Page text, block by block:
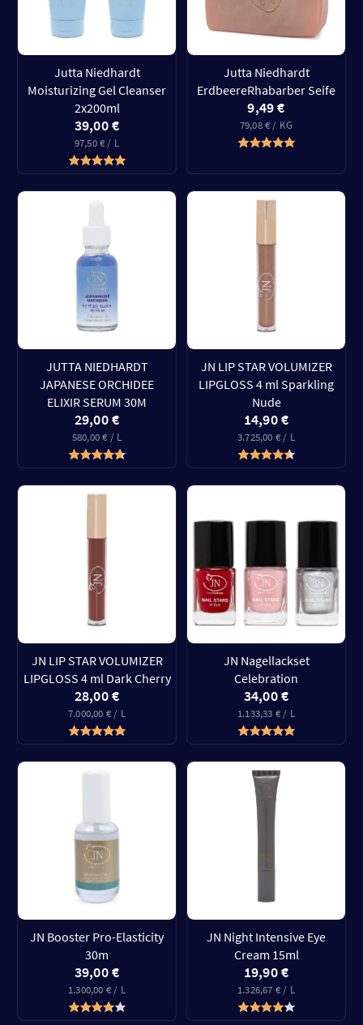
Jutta Niedhardt
Moisturizing Gel Cleanser
2x200ml
39,00 €
97,50 € / L
Jutta Niedhardt
ErdbeereRhabarber Seife
9,49 €
79,08 € / KG
JUTTA NIEDHARDT
JAPANESE ORCHIDEE
ELIXIR SERUM 30M
29,00 €
580,00 € / L
JN LIP STAR VOLUMIZER
LIPGLOSS 4 ml Sparkling
Nude
14,90 €
3.725,00 € / L
JN LIP STAR VOLUMIZER
LIPGLOSS 4 ml Dark Cherry
28,00 €
7.000,00 € / L
JN Nagellackset
Celebration
34,00 €
1.133,33 € / L
JN Booster Pro-Elasticity
30m
39,00 €
1.300,00 € / L
JN Night Intensive Eye
Cream 15ml
19,90 €
1.326,67 € / L